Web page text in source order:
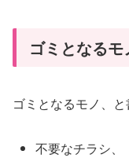
ゴミとなる
ゴミとなるモノ、と
不要なチラシ、